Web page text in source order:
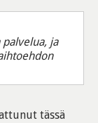
ja
tässä